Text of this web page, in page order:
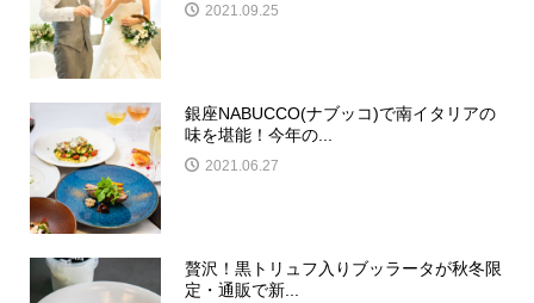
2021.09.25
銀座NABUCCO(ナブッコ)で南イタリアの
味を堪能！今年の...
2021.06.27
贅沢！黒トリュフ入りブッラータが秋冬限
定・通販で新...